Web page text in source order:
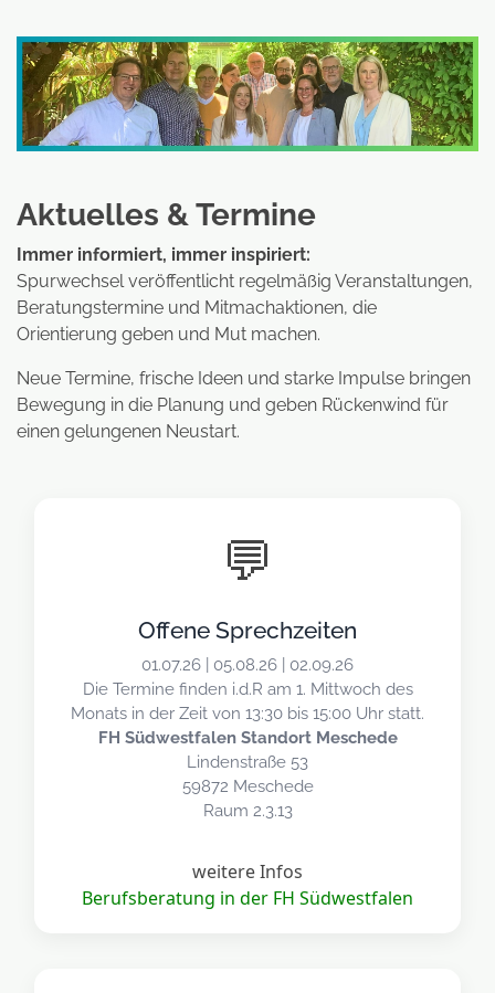
Aktuelles & Termine
Immer informiert, immer inspiriert:
Spurwechsel veröffentlicht regelmäßig Veranstaltungen,
Beratungstermine und Mitmachaktionen, die
Orientierung geben und Mut machen.
Neue Termine, frische Ideen und starke Impulse bringen
Bewegung in die Planung und geben Rückenwind für
einen gelungenen Neustart.
💬
Offene Sprechzeiten
01.07.26 | 05.08.26 | 02.09.26
Die Termine finden i.d.R am 1. Mittwoch des
Monats in der Zeit von 13:30 bis 15:00 Uhr statt.
FH Südwestfalen Standort Meschede
Lindenstraße 53
59872 Meschede
Raum 2.3.13
weitere Infos
Berufsberatung in der FH Südwestfalen